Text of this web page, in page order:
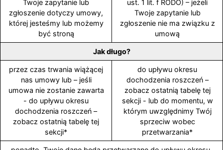
Twoje zapytanie lub
zgłoszenie dotyczy umowy,
której jesteśmy lub możemy
być stroną
ust. 1 lit. f RODO) – jeżeli
Twoje zapytanie lub
zgłoszenie nie ma związku z
umową
Jak długo?
przez czas trwania wiążącej
nas umowy lub – jeśli
umowa nie zostanie zawarta
- do upływu okresu
dochodzenia roszczeń –
zobacz ostatnią tabelę tej
sekcji*
do upływu okresu
dochodzenia roszczeń –
zobacz ostatnią tabelę tej
sekcji - lub do momentu, w
którym uwzględnimy Twój
sprzeciw wobec
przetwarzania*